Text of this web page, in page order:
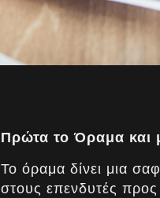
Πρώτα το Όραμα και
Το όραμα δίνει μια
στους επενδυτές προς